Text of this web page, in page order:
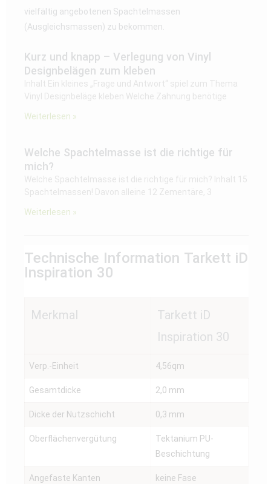
vielfältig angebotenen Spachtelmassen
(Ausgleichsmassen) zu bekommen.
Kurz und knapp – Verlegung von Vinyl
Designbelägen zum kleben
Inhalt Ein kleines „Frage und Antwort“ spiel zum Thema
Vinyl Designbeläge kleben Welche Zahnung benötige
Weiterlesen »
Welche Spachtelmasse ist die richtige für
mich?
Welche Spachtelmasse ist die richtige für mich? Inhalt 15
Spachtelmassen! Davon alleine 12 Zementäre, 3
Weiterlesen »
Technische Information Tarkett iD
Inspiration 30
Merkmal
Tarkett iD
Inspiration 30
Verp.-Einheit 4,56qm
Gesamtdicke 2,0 mm
Dicke der Nutzschicht 0,3 mm
Oberflächenvergütung
Tektanium PU-
Beschichtung
Angefaste Kanten keine Fase